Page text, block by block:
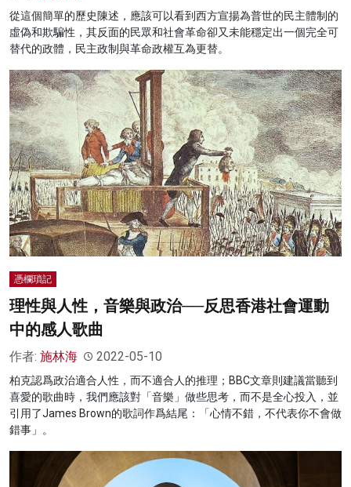
從這個簡單的歷史陳述，應該可以看到西方宣揚為普世的民主體制的
虛偽和欺騙性，其反面的民眾和社會革命卻又未能穩定出一個完全可
替代的政體，民主政制與革命政權互為更替。
憑欄瑣記
理性與人性，音樂與政治──反思香港社會運動
中的感人歌曲
作者: 施林海 2022-05-10
柏克認爲政治適合人性，而不適合人的推理；BBC文章則建議當聽到
喜愛的歌曲時，我們應該對「音樂」做些思考，而不是全心投入，並
引用了James Brown的歌詞作爲結尾：「心情不錯，不代表你不會做
錯事」。